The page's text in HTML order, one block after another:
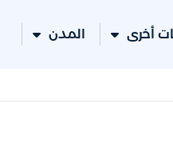
أخرى المدن